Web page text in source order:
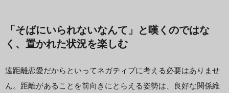
「そばにいられないなんて」と嘆くのではな
く、置かれた状況を楽しむ
遠距離恋愛だからといってネガティブに考える必要はありませ
ん。距離があることを前向きにとらえる姿勢は、良好な関係維